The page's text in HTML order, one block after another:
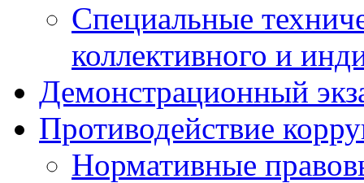
Специальные
коллективного и
Демонстрационный
Противодействие
Нормативные